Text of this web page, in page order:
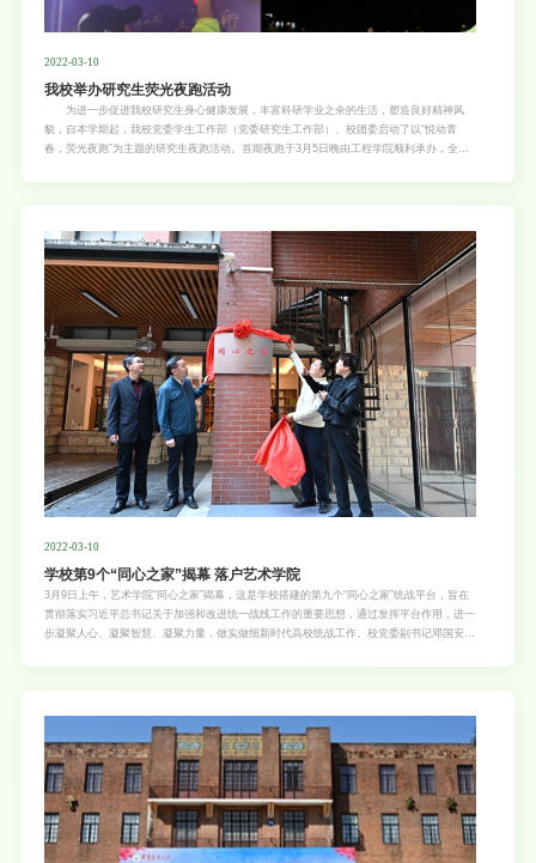
2022-03-10
我校举办研究生荧光夜跑活动
为进一步促进我校研究生身心健康发展，丰富科研学业之余的生活，塑造良好精神风
貌，自本学期起，我校党委学生工作部（党委研究生工作部）、校团委启动了以“悦动青
春，荧光夜跑”为主题的研究生夜跑活动。首期夜跑于3月5日晚由工程学院顺利承办，全校
近1500余名研究生参与。 下一步，党委学工部（研工部）还将根据研究生和本科生的
不同需求与特点，有针对性地策划并举办研究生趣味运动会、院际篮球比赛等活动，更好地
鼓励大学生“走下网络、走出宿舍、走向操场”，进一步发挥体育、美育、劳动教育以及校园
文化活动的育人作用。 党委学生工作部（党委研究生工作部）、校团委、工程学院有关
负责人和教师代表参加了本次活动。（文图/党委学生工作部（党委研究生工作部） 陈亚励
校研究生会）
2022-03-10
学校第9个“同心之家”揭幕 落户艺术学院
3月9日上午，艺术学院“同心之家”揭幕，这是学校搭建的第九个“同心之家”统战平台，旨在
贯彻落实习近平总书记关于加强和改进统一战线工作的重要思想，通过发挥平台作用，进一
步凝聚人心、凝聚智慧、凝聚力量，做实做细新时代高校统战工作。校党委副书记邓国安
座谈交流过程中，艺术学院党委汇报了学院统战工作基本情况及主要做法；与会的统战成员
高度认可这种跨学院、跨党派的互鉴交流方式，并围绕统战组织建设、党外代表人士培养选
拔、统一战线参政议政等方面开展深入交流，畅所欲言。邓国安一边认真倾听，一边给予回
应。他对与会人员所提的中肯意见建议表示感谢，并对接下来的统战工作提出希望。希望学
院党委要充分发挥“同心之家”平台作用，通过开展形式多样的活动切实做好统战工作，为学
校“争创一流”凝心聚力；各统一